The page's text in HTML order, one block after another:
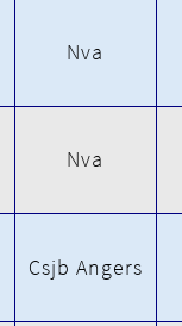
Nva
Nva
Csjb Angers